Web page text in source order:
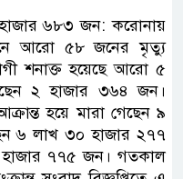
৬৮৩ জন: করোনায়
আরো ৫৮ জনের মৃত্যু
শনাক্ত হয়েছে আরো ৫
২ হাজার ৩৬৪ জন।
হয়ে মারা গেছেন ৯
৬ লাখ ৩০ হাজার ২৭৭
৭৭৫ জন। গতকাল